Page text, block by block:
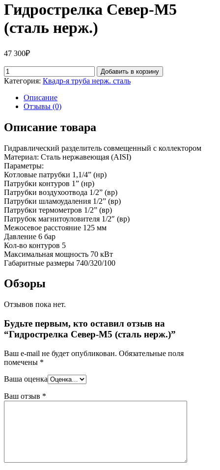
Гидрострелка Север-М5
(сталь нерж.)
47 300₽
Добавить в корзину
Категория: Квадр-я труба нерж. сталь
Описание
Отзывы (0)
Описание товара
Гидравлический разделитель совмещенный с коллектором
Материал: Сталь нержавеющая (AISI)
Параметры:
Котловые патрубки 1,1/4” (нр)
Патрубки контуров 1” (нр)
Патрубки воздухоотвода 1/2” (вр)
Патрубки шламоудаления 1/2” (вр)
Патрубки термометров 1/2” (вр)
Патрубок магнитоуловителя 1/2″ (вр)
Межосевое расстояние 125 мм
Давление 6 бар
Кол-во контуров 5
Максимальная мощность 70 кВт
Габаритные размеры 740/320/100
Обзоры
Отзывов пока нет.
Будьте первым, кто оставил отзыв на
“Гидрострелка Север-М5 (сталь нерж.)”
Ваш e-mail не будет опубликован. Обязательные поля
помечены *
Ваша оценка
Ваш отзыв *